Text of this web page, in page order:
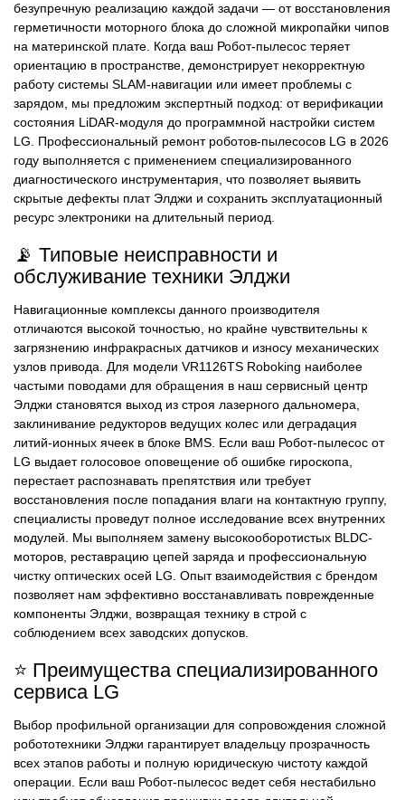
безупречную реализацию каждой задачи — от восстановления
герметичности моторного блока до сложной микропайки чипов
на материнской плате. Когда ваш Робот-пылесос теряет
ориентацию в пространстве, демонстрирует некорректную
работу системы SLAM-навигации или имеет проблемы с
зарядом, мы предложим экспертный подход: от верификации
состояния LiDAR-модуля до программной настройки систем
LG. Профессиональный ремонт роботов-пылесосов LG в 2026
году выполняется с применением специализированного
диагностического инструментария, что позволяет выявить
скрытые дефекты плат Элджи и сохранить эксплуатационный
ресурс электроники на длительный период.
📡 Типовые неисправности и
обслуживание техники Элджи
Навигационные комплексы данного производителя
отличаются высокой точностью, но крайне чувствительны к
загрязнению инфракрасных датчиков и износу механических
узлов привода. Для модели VR1126TS Roboking наиболее
частыми поводами для обращения в наш сервисный центр
Элджи становятся выход из строя лазерного дальномера,
заклинивание редукторов ведущих колес или деградация
литий-ионных ячеек в блоке BMS. Если ваш Робот-пылесос от
LG выдает голосовое оповещение об ошибке гироскопа,
перестает распознавать препятствия или требует
восстановления после попадания влаги на контактную группу,
специалисты проведут полное исследование всех внутренних
модулей. Мы выполняем замену высокооборотистых BLDC-
моторов, реставрацию цепей заряда и профессиональную
чистку оптических осей LG. Опыт взаимодействия с брендом
позволяет нам эффективно восстанавливать поврежденные
компоненты Элджи, возвращая технику в строй с
соблюдением всех заводских допусков.
⭐ Преимущества специализированного
сервиса LG
Выбор профильной организации для сопровождения сложной
робототехники Элджи гарантирует владельцу прозрачность
всех этапов работы и полную юридическую чистоту каждой
операции. Если ваш Робот-пылесос ведет себя нестабильно